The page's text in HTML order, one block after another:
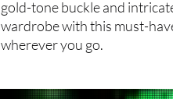
gold-tone buckle and
wardrobe with this must-
wherever you go.